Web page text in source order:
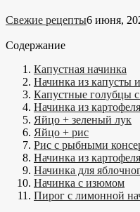
Свежие рецепты6 июня,
Содержание
Капустная начинка
Начинка из капусты
Капустные голубцы
Начинка из
Яйцо + зеленый лук
Яйцо + рис
Рис с рыбными
Начинка из
Начинка для
Начинка с изюмом
Пирог с лимонной